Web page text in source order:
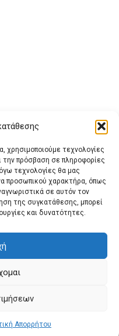
χρησιμοποιούμε τεχνολογίες
πρόσβαση σε πληροφορίες
τεχνολογίες θα μας
προσωπικού χαρακτήρα, όπως
σε αυτόν τον
της συγκατάθεσης, μπορεί
και δυνατότητες.
Απορρήτου
ΟΡΟΙ ΧΡΗΣΗΣ